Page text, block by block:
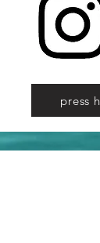
press